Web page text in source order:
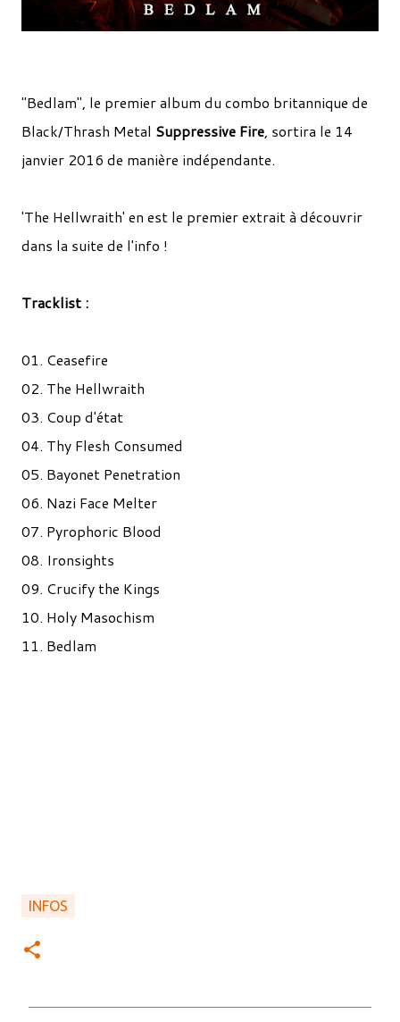
"Bedlam", le premier album du combo britannique de
Black/Thrash Metal Suppressive Fire, sortira le 14
janvier 2016 de manière indépendante.
'The Hellwraith' en est le premier extrait à découvrir
dans la suite de l'info !
Tracklist :
01. Ceasefire
02. The Hellwraith
03. Coup d'état
04. Thy Flesh Consumed
05. Bayonet Penetration
06. Nazi Face Melter
07. Pyrophoric Blood
08. Ironsights
09. Crucify the Kings
10. Holy Masochism
11. Bedlam
INFOS